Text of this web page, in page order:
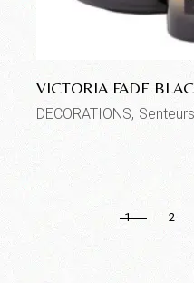
VICTORIA FADE
DECORATIONS Senteurs
1 2